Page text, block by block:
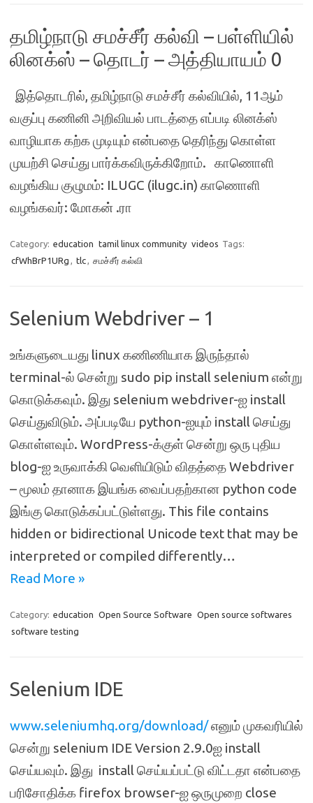
தமிழ்நாடு சமச்சீர் கல்வி – பள்ளியில்
லினக்ஸ் – தொடர் – அத்தியாயம் 0
இத்தொடரில், தமிழ்நாடு சமச்சீர் கல்வியில், 11ஆம்
வகுப்பு கணினி அறிவியல் பாடத்தை எப்படி லினக்ஸ்
வாழியாக கற்க முடியும் என்பதை தெரிந்து கொள்ள
முயற்சி செய்து பார்க்கவிருக்கிறோம். காணொளி
வழங்கிய குழுமம்: ILUGC (ilugc.in) காணொளி
வழங்கவர்: மோகன் .ரா
Category: education tamil linux community videos Tags:
cfWhBrP1URg , tlc, சமச்சீர் கல்வி
Selenium Webdriver – 1
உங்களுடையது linux கணிணியாக இருந்தால்
terminal-ல் சென்று sudo pip install selenium என்று
கொடுக்கவும். இது selenium webdriver-ஐ install
செய்துவிடும். அப்படியே python-ஐயும் install செய்து
கொள்ளவும். WordPress-க்குள் சென்று ஒரு புதிய
blog-ஐ உருவாக்கி வெளியிடும் விதத்தை Webdriver
– மூலம் தானாக இயங்க வைப்பதற்கான python code
இங்கு கொடுக்கப்பட்டுள்ளது. This file contains
hidden or bidirectional Unicode text that may be
interpreted or compiled differently…
Read More »
Category: education Open Source Software Open source softwares
software testing
Selenium IDE
www.seleniumhq.org/download/எனும் முகவரியில்
சென்று selenium IDE Version 2.9.0ஐ install
செய்யவும். இது install செய்யப்பட்டு விட்டதா என்பதை
பரிசோதிக்க firefox browser-ஐ ஒருமுறை close